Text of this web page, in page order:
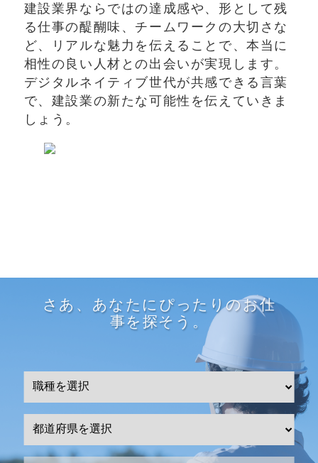
建設業界ならではの達成感や、形として残
る仕事の醍醐味、チームワークの大切さな
ど、リアルな魅力を伝えることで、本当に
相性の良い人材との出会いが実現します。
デジタルネイティブ世代が共感できる言葉
で、建設業の新たな可能性を伝えていきま
しょう。
さあ、あなたにぴったりのお仕
事を探そう。